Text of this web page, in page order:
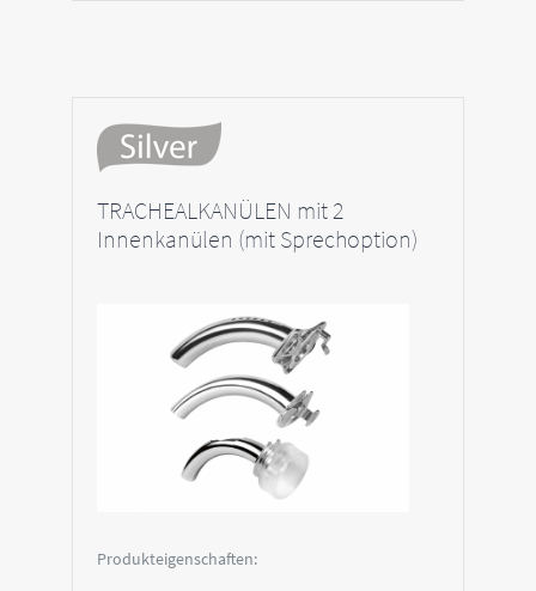
TRACHEALKANÜLEN mit 2
Innenkanülen (mit Sprechoption)
Produkteigenschaften: